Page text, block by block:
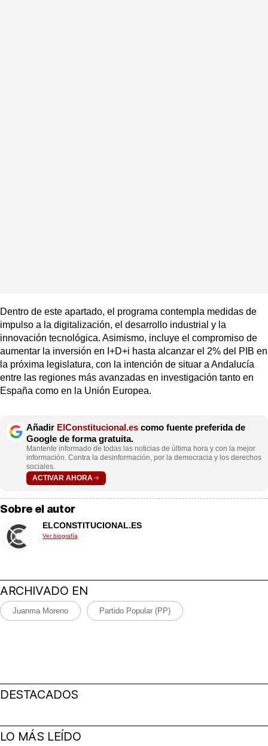
Dentro de este apartado, el programa contempla medidas de
impulso a la digitalización, el desarrollo industrial y la
innovación tecnológica. Asimismo, incluye el compromiso de
aumentar la inversión en I+D+i hasta alcanzar el 2% del PIB en
la próxima legislatura, con la intención de situar a Andalucía
entre las regiones más avanzadas en investigación tanto en
España como en la Unión Europea.
Añadir ElConstitucional.es como fuente preferida de
Google de forma gratuita.
Mantente informado de todas las noticias de última hora y con la mejor
información. Contra la desinformación, por la democracia y los derechos
sociales.
ACTIVAR AHORA
Sobre el autor
ELCONSTITUCIONAL.ES
Ver biografía
ARCHIVADO EN
Juanma Moreno Partido Popular (PP)
DESTACADOS
LO MÁS LEÍDO